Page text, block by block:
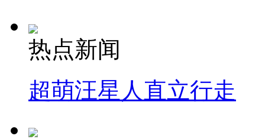
热点新闻
超萌汪星人直立行走